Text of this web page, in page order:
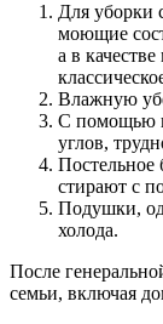
Для уборки
моющие
а в
Влажную
С помощью
углов,
Постельное
стирают с
Подушки,
холода.
После
семьи, включая